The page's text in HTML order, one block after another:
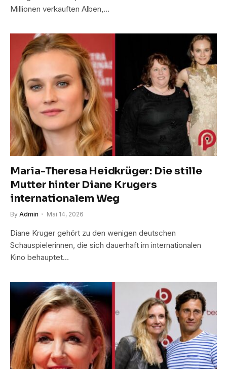
Millionen verkauften Alben,…
Maria-Theresa Heidkrüger: Die stille
Mutter hinter Diane Krugers
internationalem Weg
By Admin Mai 14, 2026
Diane Kruger gehört zu den wenigen deutschen
Schauspielerinnen, die sich dauerhaft im internationalen
Kino behauptet…